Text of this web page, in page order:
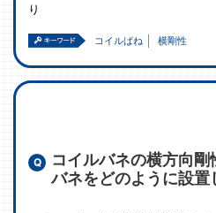
り
コイルばね 横剛性
コイルバネの横方向剛
バネをどのように設置